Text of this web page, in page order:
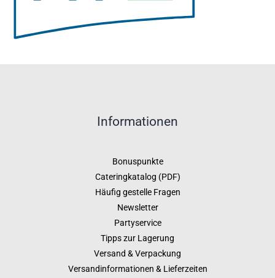
Informationen
Bonuspunkte
Cateringkatalog (PDF)
Häufig gestelle Fragen
Newsletter
Partyservice
Tipps zur Lagerung
Versand & Verpackung
Versandinformationen & Lieferzeiten